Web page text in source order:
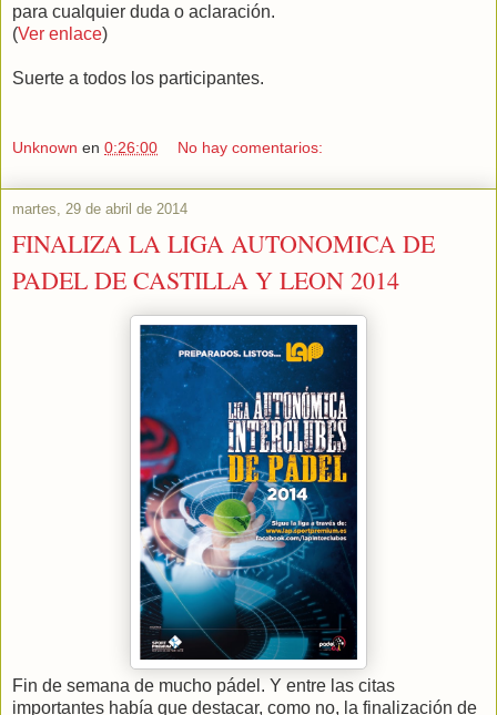
para cualquier duda o aclaración.
(Ver enlace)
Suerte a todos los participantes.
Unknown en 0:26:00 No hay comentarios:
martes, 29 de abril de 2014
FINALIZA LA LIGA AUTONOMICA DE
PADEL DE CASTILLA Y LEON 2014
Fin de semana de mucho pádel. Y entre las citas
importantes había que destacar, como no, la finalización de